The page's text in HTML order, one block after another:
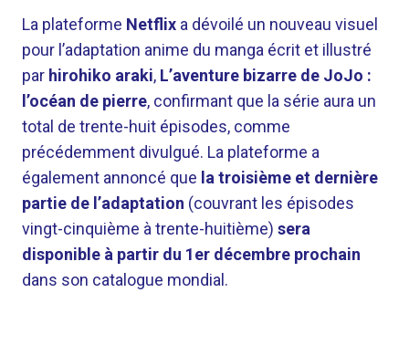
La plateforme Netflix a dévoilé un nouveau visuel
pour l’adaptation anime du manga écrit et illustré
par hirohiko araki, L’aventure bizarre de JoJo :
l’océan de pierre, confirmant que la série aura un
total de trente-huit épisodes, comme
précédemment divulgué. La plateforme a
également annoncé que la troisième et dernière
partie de l’adaptation (couvrant les épisodes
vingt-cinquième à trente-huitième) sera
disponible à partir du 1er décembre prochain
dans son catalogue mondial.